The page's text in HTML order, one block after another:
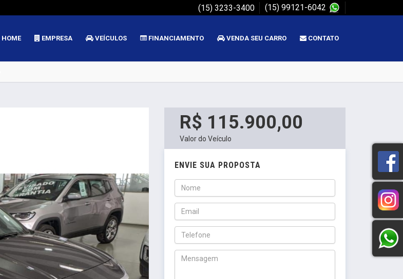
(15) 3233-3400 (15) 99121-6042
HOME EMPRESA VEÍCULOS FINANCIAMENTO VENDA SEU CARRO CONTATO
R$ 115.900,00
Valor do Veículo
ENVIE SUA PROPOSTA